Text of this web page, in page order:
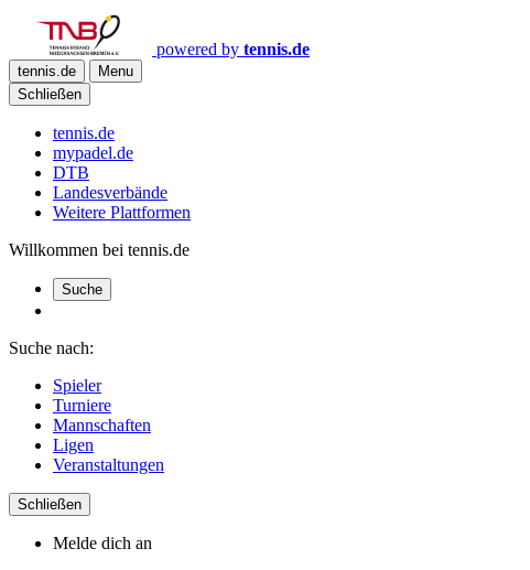
powered by tennis.de
tennis.de
Menu
Schließen
tennis.de
mypadel.de
DTB
Landesverbände
Weitere Plattformen
Willkommen bei tennis.de
Suche
Suche nach:
Spieler
Turniere
Mannschaften
Ligen
Veranstaltungen
Schließen
Melde dich an